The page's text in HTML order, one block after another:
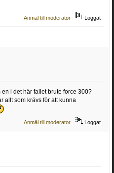
Anmäl till moderator Loggat
i det här fallet brute force 300?
allt som krävs för att kunna
Anmäl till moderator Loggat